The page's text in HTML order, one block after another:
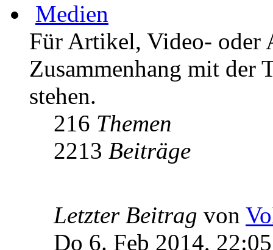
Medien
Für Artikel, Video- oder
Zusammenhang mit der
stehen.
216 Themen
2213 Beiträge
Letzter Beitrag von
Do 6. Feb 2014, 22:05